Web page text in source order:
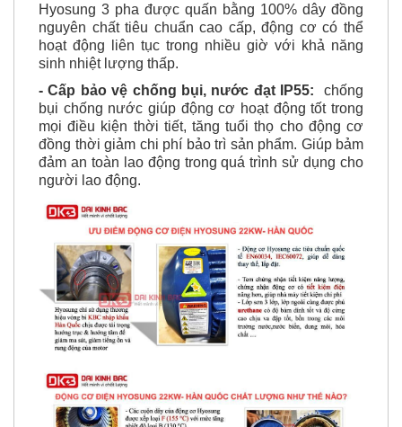
Hyosung 3 pha được quấn bằng 100% dây đồng
nguyên chất tiêu chuẩn cao cấp, động cơ có thể
hoạt động liên tục trong nhiều giờ với khả năng
sinh nhiệt lượng thấp.
- Cấp bảo vệ chống bụi, nước đạt IP55:
chống
bụi chống nước giúp động cơ hoạt động tốt trong
mọi điều kiện thời tiết, tăng tuổi thọ cho động cơ
đồng thời giảm chi phí bảo trì sản phẩm. Giúp bảm
đảm an toàn lao động trong quá trình sử dụng cho
người lao động.